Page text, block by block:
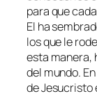
para que
El ha
los que le
esta manera,
del mundo.
de Jesucristo